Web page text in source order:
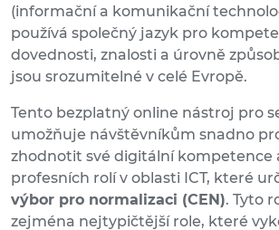
(informační a komunikační
používá společný jazyk pro
dovednosti, znalosti a úrovně
jsou srozumitelné v celé Evropě.
Tento bezplatný online nástroj pro
umožňuje návštěvníkům snadno
zhodnotit své digitální kompetence
profesních rolí v oblasti ICT, které
výbor pro normalizaci (CEN). Tyto
zejména nejtypičtější role, které